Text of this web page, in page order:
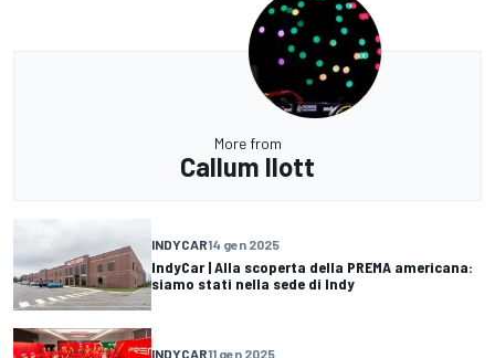
More from
Callum Ilott
INDYCAR14 gen 2025
IndyCar | Alla scoperta della PREMA americana:
siamo stati nella sede di Indy
INDYCAR11 gen 2025